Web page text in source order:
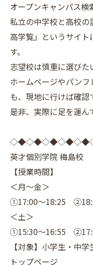
オープンキャンパス検
私立の中学校と高校
高学覧」というサイト
す。
志望校は慎重に選びた
ホームページやパン
も、現地に行けば確認
是非、実際に足を運ん
英才個別学院 梅島校
【授業時間】
＜月～金＞
①17:00～18:25
＜土＞
①15:30～16:55
【対象】小学生・中
トップページ